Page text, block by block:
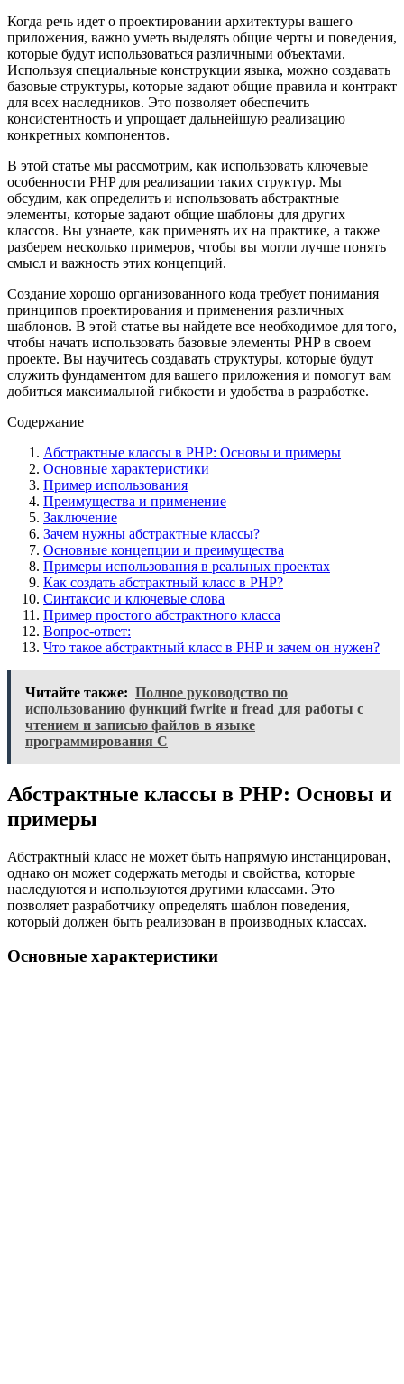
Когда речь идет о проектировании архитектуры вашего
приложения, важно уметь выделять общие черты и поведения,
которые будут использоваться различными объектами.
Используя специальные конструкции языка, можно создавать
базовые структуры, которые задают общие правила и контракт
для всех наследников. Это позволяет обеспечить
консистентность и упрощает дальнейшую реализацию
конкретных компонентов.
В этой статье мы рассмотрим, как использовать ключевые
особенности PHP для реализации таких структур. Мы
обсудим, как определить и использовать абстрактные
элементы, которые задают общие шаблоны для других
классов. Вы узнаете, как применять их на практике, а также
разберем несколько примеров, чтобы вы могли лучше понять
смысл и важность этих концепций.
Создание хорошо организованного кода требует понимания
принципов проектирования и применения различных
шаблонов. В этой статье вы найдете все необходимое для того,
чтобы начать использовать базовые элементы PHP в своем
проекте. Вы научитесь создавать структуры, которые будут
служить фундаментом для вашего приложения и помогут вам
добиться максимальной гибкости и удобства в разработке.
Содержание
Абстрактные классы в PHP: Основы и примеры
Основные характеристики
Пример использования
Преимущества и применение
Заключение
Зачем нужны абстрактные классы?
Основные концепции и преимущества
Примеры использования в реальных проектах
Как создать абстрактный класс в PHP?
Синтаксис и ключевые слова
Пример простого абстрактного класса
Вопрос-ответ:
Что такое абстрактный класс в PHP и зачем он нужен?
Читайте также: Полное руководство по
использованию функций fwrite и fread для работы с
чтением и записью файлов в языке
программирования C
Абстрактные классы в PHP: Основы и
примеры
Абстрактный класс не может быть напрямую инстанцирован,
однако он может содержать методы и свойства, которые
наследуются и используются другими классами. Это
позволяет разработчику определять шаблон поведения,
который должен быть реализован в производных классах.
Основные характеристики